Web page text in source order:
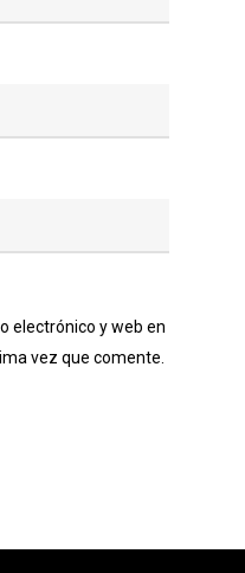
electrónico y web en
vez que comente.